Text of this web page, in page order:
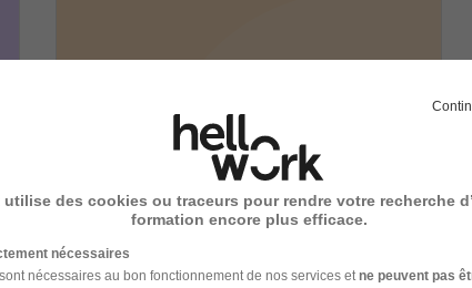
AFTRAL RH recrutement
Enseignement - Apprentissage -
Formation
Découvrir
1 job
utilise des cookies ou traceurs pour rendre votre recherche
formation encore plus efficace.
nécessaires
nécessaires au bon fonctionnement de nos services et ne peuvent pas